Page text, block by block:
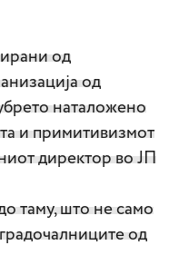
од
од
наталожено
и примитивизмот
директор во ЈП
таму, што не само
од